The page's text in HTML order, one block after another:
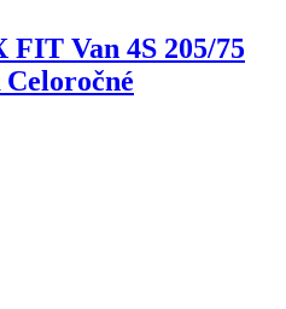
FIT Van 4S 205/75
Celoročné